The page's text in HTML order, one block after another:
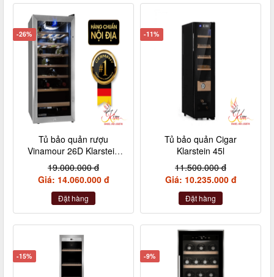
-26%
Tủ bảo quản rượu
Vinamour 26D Klarstein
88L
19.000.000 đ
Giá: 14.060.000 đ
Đặt hàng
-11%
Tủ bảo quản Cigar
Klarstein 45l
11.500.000 đ
Giá: 10.235.000 đ
Đặt hàng
-15% -9%